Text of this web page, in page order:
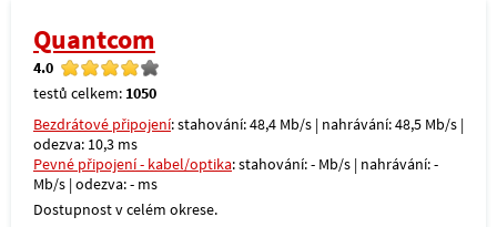
Quantcom
4.0
testů celkem: 1050
Bezdrátové připojení: stahování: 48,4 Mb/s | nahrávání: 48,5 Mb/s |
odezva: 10,3 ms
Pevné připojení - kabel/optika: stahování: - Mb/s | nahrávání: -
Mb/s | odezva: - ms
Dostupnost v celém okrese.